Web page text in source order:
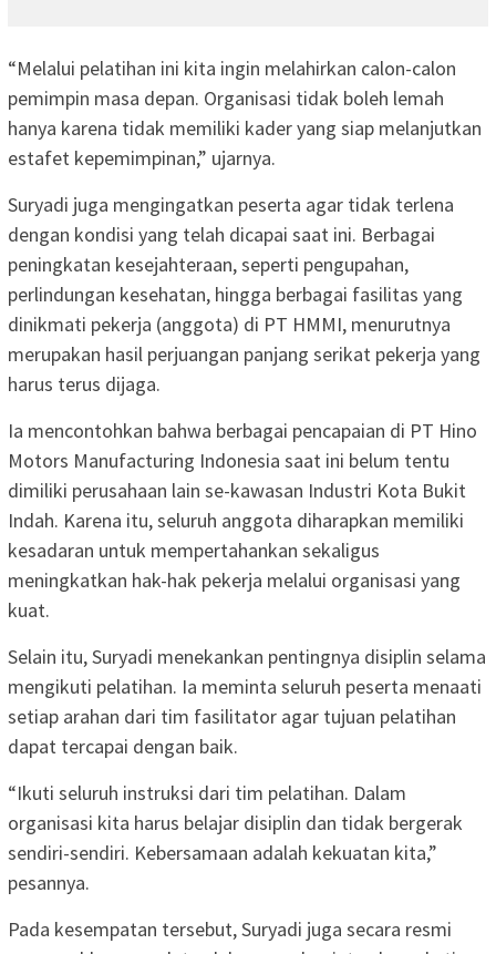
“Melalui pelatihan ini kita ingin melahirkan calon-calon
pemimpin masa depan. Organisasi tidak boleh lemah
hanya karena tidak memiliki kader yang siap melanjutkan
estafet kepemimpinan,” ujarnya.
Suryadi juga mengingatkan peserta agar tidak terlena
dengan kondisi yang telah dicapai saat ini. Berbagai
peningkatan kesejahteraan, seperti pengupahan,
perlindungan kesehatan, hingga berbagai fasilitas yang
dinikmati pekerja (anggota) di PT HMMI, menurutnya
merupakan hasil perjuangan panjang serikat pekerja yang
harus terus dijaga.
Ia mencontohkan bahwa berbagai pencapaian di PT Hino
Motors Manufacturing Indonesia saat ini belum tentu
dimiliki perusahaan lain se-kawasan Industri Kota Bukit
Indah. Karena itu, seluruh anggota diharapkan memiliki
kesadaran untuk mempertahankan sekaligus
meningkatkan hak-hak pekerja melalui organisasi yang
kuat.
Selain itu, Suryadi menekankan pentingnya disiplin selama
mengikuti pelatihan. Ia meminta seluruh peserta menaati
setiap arahan dari tim fasilitator agar tujuan pelatihan
dapat tercapai dengan baik.
“Ikuti seluruh instruksi dari tim pelatihan. Dalam
organisasi kita harus belajar disiplin dan tidak bergerak
sendiri-sendiri. Kebersamaan adalah kekuatan kita,”
pesannya.
Pada kesempatan tersebut, Suryadi juga secara resmi